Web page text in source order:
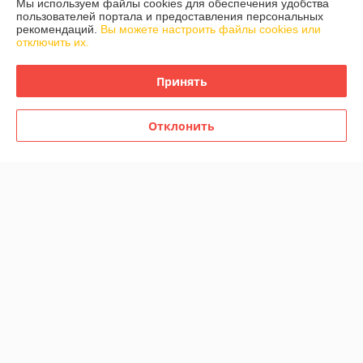
Контакты
График работы
Мы используем файлы cookies для обеспечения удобства
пользователей портала и предоставления персональных
рекомендаций. Вы можете настроить файлы cookies или
отключить их.
Принять
Отклонить